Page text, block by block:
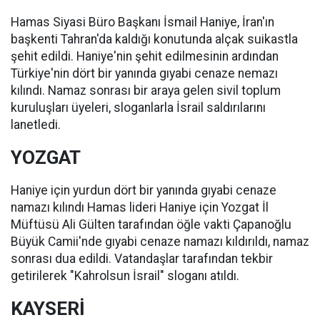
Hamas Siyasi Büro Başkanı İsmail Haniye, İran'ın
başkenti Tahran'da kaldığı konutunda alçak suikastla
şehit edildi. Haniye'nin şehit edilmesinin ardından
Türkiye'nin dört bir yanında gıyabi cenaze nemazı
kılındı. Namaz sonrası bir araya gelen sivil toplum
kuruluşları üyeleri, sloganlarla İsrail saldırılarını
lanetledi.
YOZGAT
Haniye için yurdun dört bir yanında gıyabi cenaze
namazı kılındı Hamas lideri Haniye için Yozgat İl
Müftüsü Ali Gülten tarafından öğle vakti Çapanoğlu
Büyük Camii'nde gıyabi cenaze namazı kıldırıldı, namaz
sonrası dua edildi. Vatandaşlar tarafından tekbir
getirilerek "Kahrolsun İsrail" sloganı atıldı.
KAYSERİ